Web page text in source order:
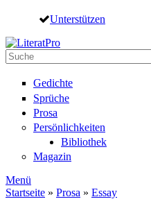
Direkt zum Inhalt
Unterstützen
Suche
Gedichte
Sprüche
Prosa
Persönlichkeiten
Bibliothek
Magazin
Menü
Startseite » Prosa » Essay